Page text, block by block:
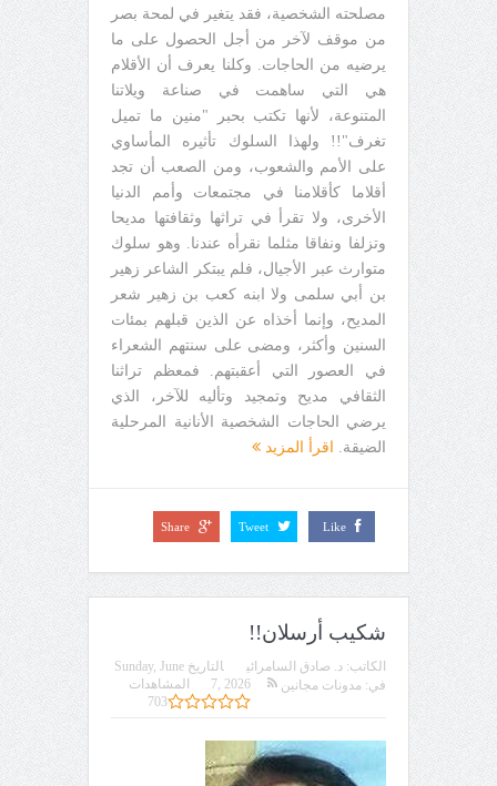
مصلحته الشخصية، فقد يتغير في لمحة بصر
من موقف لآخر من أجل الحصول على ما
يرضيه من الحاجات. وكلنا يعرف أن الأقلام
هي التي ساهمت في صناعة ويلاتنا
المتنوعة، لأنها تكتب بحبر "منين ما تميل
تغرف"!! ولهذا السلوك تأثيره المأساوي
على الأمم والشعوب، ومن الصعب أن تجد
أقلاما كأقلامنا في مجتمعات وأمم الدنيا
الأخرى، ولا تقرأ في تراثها وثقافتها مديحا
وتزلفا ونفاقا مثلما نقرأه عندنا. وهو سلوك
متوارث عبر الأجيال، فلم يبتكر الشاعر زهير
بن أبي سلمى ولا ابنه كعب بن زهير شعر
المديح، وإنما أخذاه عن الذين قبلهم بمئات
السنين وأكثر، ومضى على سنتهم الشعراء
في العصور التي أعقبتهم. فمعظم تراثنا
الثقافي مديح وتمجيد وتأليه للآخر، الذي
يرضي الحاجات الشخصية الأنانية المرحلية
الضيقة.
اقرأ المزيد
Like
Tweet
Share
شكيب أرسلان!!
الكاتب: د. صادق السامرائي التاريخ Sunday, June
7, 2026
في: مدونات مجانين
المشاهدات
703